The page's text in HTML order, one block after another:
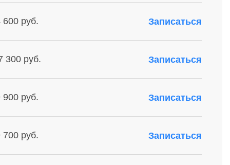
600 руб. Записаться
300 руб. Записаться
900 руб. Записаться
700 руб. Записаться